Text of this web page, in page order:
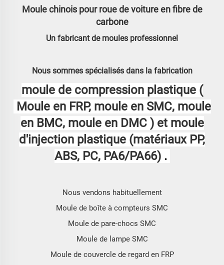
Moule chinois pour roue de voiture en fibre de
carbone
Un fabricant de moules professionnel
Nous sommes spécialisés dans la fabrication
moule de compression plastique (
Moule en FRP, moule en SMC, moule
en BMC, moule en DMC ) et moule
d'injection plastique (matériaux PP,
ABS, PC, PA6/PA66) .
Nous vendons habituellement
Moule de boîte à compteurs SMC
Moule de pare-chocs SMC
Moule de lampe SMC
Moule de couvercle de regard en FRP